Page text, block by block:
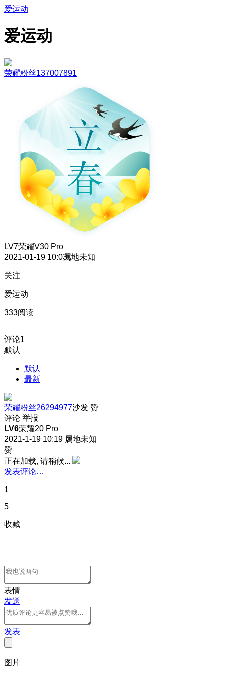
爱运动
爱运动
荣耀粉丝137007891
LV7荣耀V30 Pro
2021-01-19 10:03属地未知
关注
爱运动
333阅读
评论1
默认
默认
最新
荣耀粉丝26294977沙发 赞
评论 举报
LV6荣耀20 Pro
2021-1-19 10:19 属地未知
赞
正在加载, 请稍候...
发表评论…
1
5
收藏
表情
发送
发表
图片